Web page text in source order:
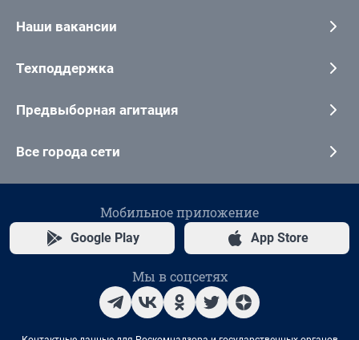
Наши вакансии
Техподдержка
Предвыборная агитация
Все города сети
Мобильное приложение
Google Play App Store
Мы в соцсетях